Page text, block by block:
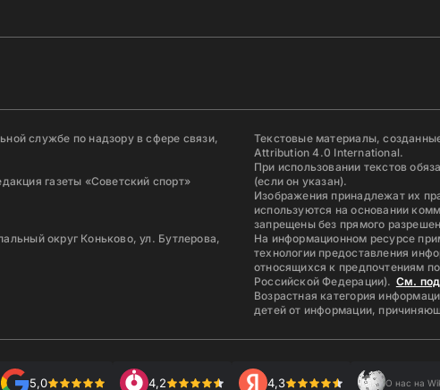
службе по надзору в сфере связи,
газеты «Советский спорт»
округ Коньково, ул. Бутлерова,
Текстовые материалы,
Attribution 4.0 International.
При использовании текстов
(если он указан).
Изображения принадлежат их
используются на основании
запрещены без прямого
На информационном ресурсе
технологии предоставления
относящихся к предпочтениям
Российской Федерации). См.
Возрастная категория
детей от информации,
5,0 4,2 4,3 О нас на